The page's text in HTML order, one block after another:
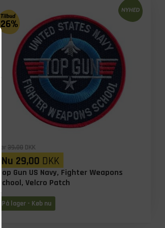
Før39,00 DKK
Nu 29,00 DKK
Top Gun US Navy, Fighter Weapons
School, Velcro Patch
På lager - Køb nu